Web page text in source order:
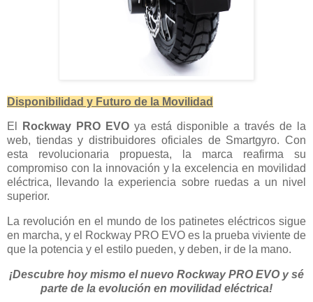
Disponibilidad y Futuro de la Movilidad
El Rockway PRO EVO ya está disponible a través de la
web, tiendas y distribuidores oficiales de Smartgyro. Con
esta revolucionaria propuesta, la marca reafirma su
compromiso con la innovación y la excelencia en movilidad
eléctrica, llevando la experiencia sobre ruedas a un nivel
superior.
La revolución en el mundo de los patinetes eléctricos sigue
en marcha, y el Rockway PRO EVO es la prueba viviente de
que la potencia y el estilo pueden, y deben, ir de la mano.
¡Descubre hoy mismo el nuevo Rockway PRO EVO y sé
parte de la evolución en movilidad eléctrica!